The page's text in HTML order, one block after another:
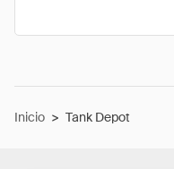
Inicio > Tank Depot